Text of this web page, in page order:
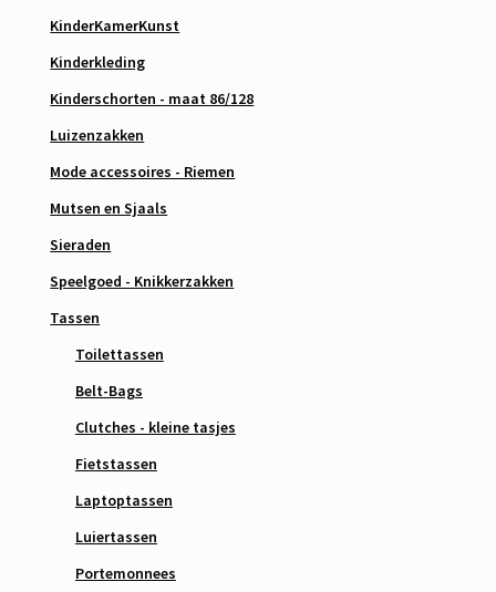
KinderKamerKunst
Kinderkleding
Kinderschorten - maat 86/128
Luizenzakken
Mode accessoires - Riemen
Mutsen en Sjaals
Sieraden
Speelgoed - Knikkerzakken
Tassen
Toilettassen
Belt-Bags
Clutches - kleine tasjes
Fietstassen
Laptoptassen
Luiertassen
Portemonnees